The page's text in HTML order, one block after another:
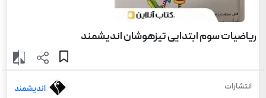
ریاضیات سوم ابتدایی تیزهوشان اندیشمند
انتشارات
اندیشمند